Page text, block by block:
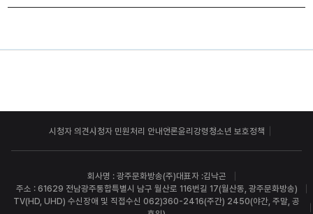
시청자 의견시청자 민원처리 안내언론윤리강령 청소년 보호정책
회사명 : 광주문화방송(주)대표자 :김낙곤
주소 : 61629 전남광주통합특별시 남구 월산로 116번길 17(월산동, 광주문화방송)
TV(HD, UHD) 수신장애 및 직접수신 062)360-2416(주간) 2450(야간, 주말, 공